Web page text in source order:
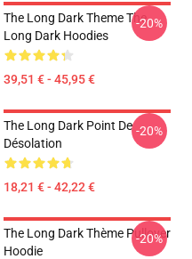
The Long Dark Theme The
Long Dark Hoodies
39,51 € - 45,95 €
-20%
The Long Dark Point De
Désolation
18,21 € - 42,22 €
-20%
The Long Dark Thème Pullover
Hoodie
-20%